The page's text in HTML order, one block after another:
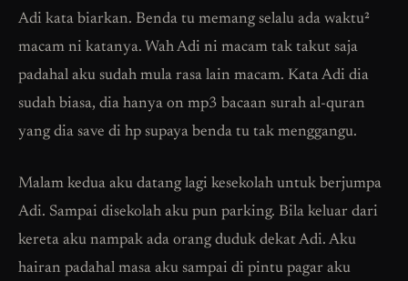
Adi kata biarkan. Benda tu memang selalu ada waktu²
macam ni katanya. Wah Adi ni macam tak takut saja
padahal aku sudah mula rasa lain macam. Kata Adi dia
sudah biasa, dia hanya on mp3 bacaan surah al-quran
yang dia save di hp supaya benda tu tak menggangu.
Malam kedua aku datang lagi kesekolah untuk berjumpa
Adi. Sampai disekolah aku pun parking. Bila keluar dari
kereta aku nampak ada orang duduk dekat Adi. Aku
hairan padahal masa aku sampai di pintu pagar aku